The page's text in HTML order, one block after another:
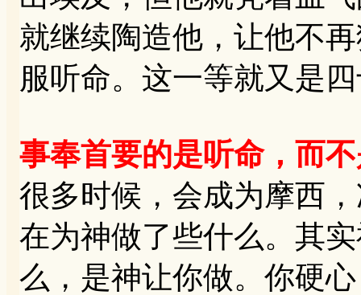
就继续陶造他，让他不
服听命。这一等就又是
事奉首要的是听命，而
很多时候，会成为摩西
在为神做了些什么。其
么，是神让你做。你硬